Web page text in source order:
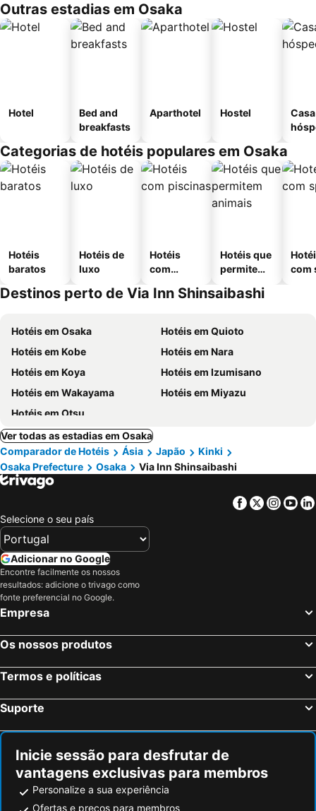
Outras estadias em Osaka
Hotel
Bed and
breakfasts
Aparthotel Hostel
Categorias de hotéis populares em Osaka
Hotéis
baratos
Hotéis de
luxo
Hotéis
com
Hotéis que
permitem
com
Destinos perto de Via Inn Shinsaibashi
Hotéis em Osaka
Hotéis em Quioto
Hotéis em Kobe
Hotéis em Nara
Hotéis em Koya
Hotéis em Izumisano
Hotéis em Wakayama
Hotéis em Miyazu
Hotéis em Otsu
Ver todas as estadias em Osaka
Comparador de Hotéis
Ásia Japão
Kinki
Osaka Prefecture
Osaka Via Inn Shinsaibashi
Facebook
Twitter
Selecione o seu país
Adicionar no Google
Encontre facilmente os nossos
resultados: adicione o trivago como
fonte preferencial no Google.
Empresa
Os nossos produtos
Termos e políticas
Suporte
Inicie sessão para desfrutar de
vantagens exclusivas para membros
Personalize a sua experiência
Ofertas e preços para membros